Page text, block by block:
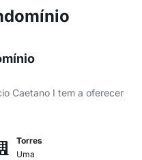
Caetano I tem a oferecer
Torres
Uma